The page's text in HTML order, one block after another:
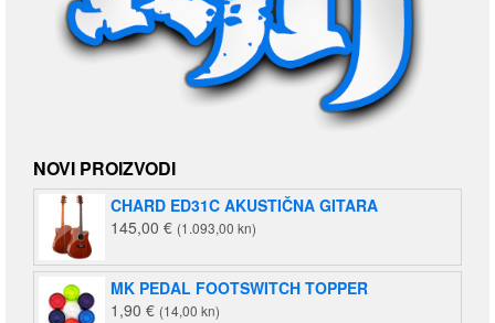
NOVI PROIZVODI
CHARD ED31C AKUSTIČNA GITARA
145,00 € (1.093,00 kn)
MK PEDAL FOOTSWITCH TOPPER
1,90 € (14,00 kn)